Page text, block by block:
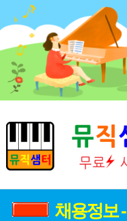
채용정보 -